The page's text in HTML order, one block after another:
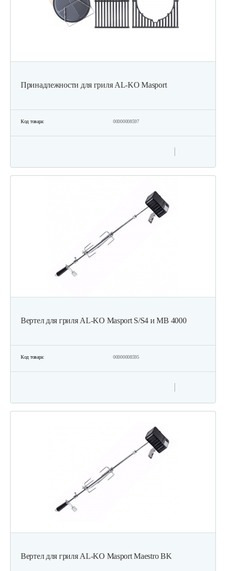
Принадлежности для гриля AL-KO Masport
Код товара: 00000008597
Вертел для гриля AL-KO Masport S/S4 и MB 4000
Код товара: 00000008595
Вертел для гриля AL-KO Masport Maestro BK